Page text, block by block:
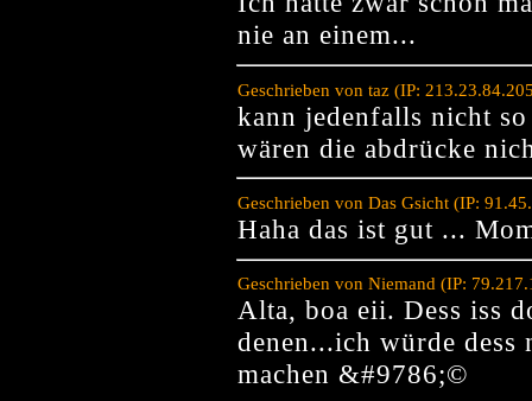
nie an einem...
Geschrieben von taz (IP:
kann jedenfalls nicht
wären die abdrücke
Geschrieben von Das Gsicht (IP:
Haha das ist gut ...
Geschrieben von Niemand (IP:
Alta, boa eii. Dess iss
denen...ich würde
machen &#9786;©